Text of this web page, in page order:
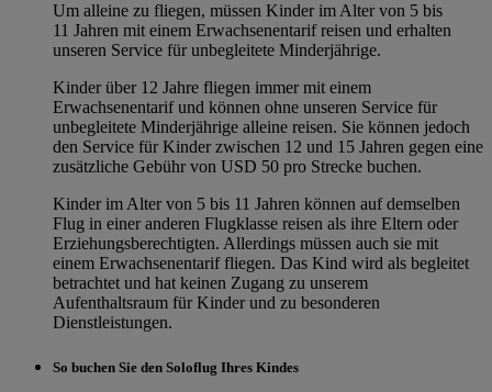
Um alleine zu fliegen, müssen Kinder im Alter von 5 bis
11 Jahren mit einem Erwachsenentarif reisen und erhalten
unseren Service für unbegleitete Minderjährige.
Kinder über 12 Jahre fliegen immer mit einem
Erwachsenentarif und können ohne unseren Service für
unbegleitete Minderjährige alleine reisen. Sie können jedoch
den Service für Kinder zwischen 12 und 15 Jahren gegen eine
zusätzliche Gebühr von USD 50 pro Strecke buchen.
Kinder im Alter von 5 bis 11 Jahren können auf demselben
Flug in einer anderen Flugklasse reisen als ihre Eltern oder
Erziehungsberechtigten. Allerdings müssen auch sie mit
einem Erwachsenentarif fliegen. Das Kind wird als begleitet
betrachtet und hat keinen Zugang zu unserem
Aufenthaltsraum für Kinder und zu besonderen
Dienstleistungen.
So buchen Sie den Soloflug Ihres Kindes